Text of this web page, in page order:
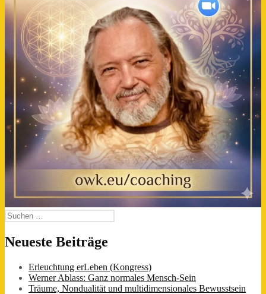
Suchen
nach:
Neueste Beiträge
Erleuchtung erLeben (Kongress)
Werner Ablass: Ganz normales Mensch-Sein
Träume, Nondualität und multidimensionales Bewusstsein